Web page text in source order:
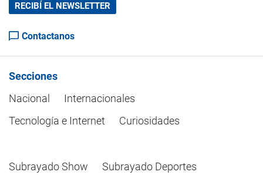
RECIBÍ EL NEWSLETTER
Contactanos
Secciones
Nacional
Internacionales
Tecnología e Internet
Curiosidades
Subrayado Show Subrayado Deportes